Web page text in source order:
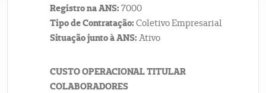
Registro na ANS: 7000
Tipo de Contratação: Coletivo Empresarial
Situação junto à ANS: Ativo
CUSTO OPERACIONAL TITULAR
COLABORADORES